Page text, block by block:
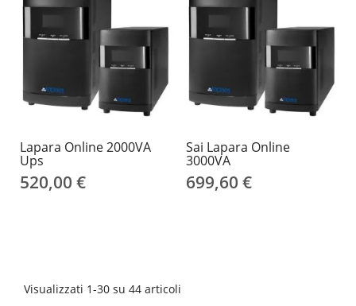
Lapara Online 2000VA
Ups
520,00 €
Sai Lapara Online
3000VA
699,60 €
Visualizzati 1-30 su 44 articoli